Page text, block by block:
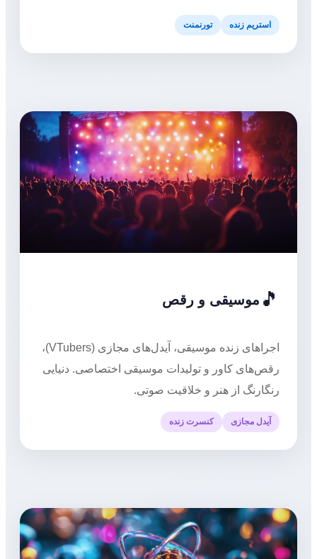
استریم زنده تورنمنت
🎵 موسیقی و رقص
اجراهای زنده موسیقی، آیدل‌های مجازی (VTubers)،
رقص‌های کاور و تولیدات موسیقی اختصاصی. دنیایی
رنگارنگ از هنر و خلاقیت صوتی.
آیدل مجازی کنسرت زنده